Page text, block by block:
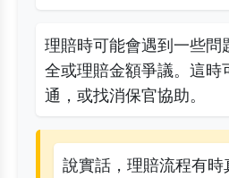
理賠時可能會遇到一些問
全或理賠金額爭議。這時
通，或找消保官協助。
說實話，理賠流程有